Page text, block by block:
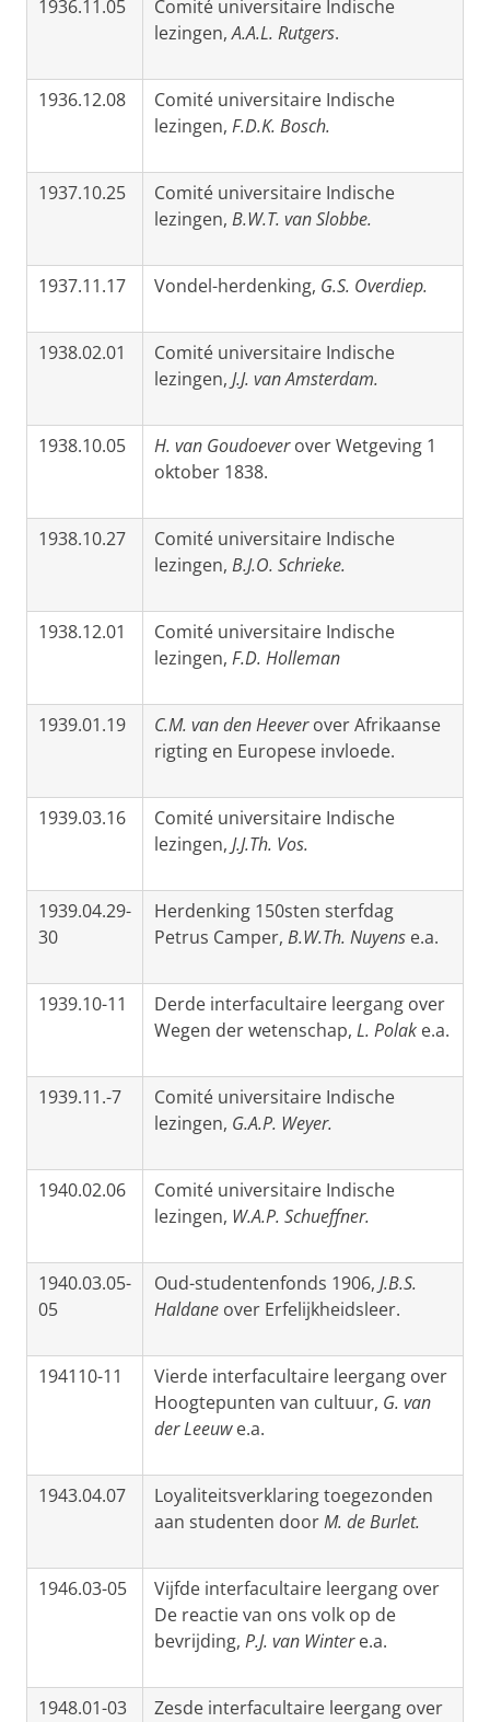
1936.11.05
Comité universitaire Indische
lezingen,A.A.L. Rutgers.
1936.12.08
Comité universitaire Indische
lezingen, F.D.K. Bosch.
1937.10.25
Comité universitaire Indische
lezingen, B.W.T. van Slobbe.
1937.11.17 Vondel-herdenking, G.S. Overdiep.
1938.02.01
Comité universitaire Indische
lezingen, J.J. van Amsterdam.
1938.10.05 H. van Goudoever over Wetgeving 1
oktober 1838.
1938.10.27
Comité universitaire Indische
lezingen, B.J.O. Schrieke.
1938.12.01
Comité universitaire Indische
lezingen, F.D. Holleman
1939.01.19 C.M. van den Heever over Afrikaanse
rigting en Europese invloede.
1939.03.16
Comité universitaire Indische
lezingen, J.J.Th. Vos.
1939.04.29-
30
Herdenking 150sten sterfdag
Petrus Camper, B.W.Th. Nuyens e.a.
1939.10-11
Derde interfacultaire leergang over
Wegen der wetenschap, L. Polak e.a.
1939.11.-7
Comité universitaire Indische
lezingen, G.A.P. Weyer.
1940.02.06
Comité universitaire Indische
lezingen, W.A.P. Schueffner.
1940.03.05-
05
Oud-studentenfonds 1906, J.B.S.
Haldane over Erfelijkheidsleer.
194110-11
Vierde interfacultaire leergang over
Hoogtepunten van cultuur, G. van
der Leeuwe.a.
1943.04.07
Loyaliteitsverklaring toegezonden
aan studenten doorM. de Burlet.
1946.03-05
Vijfde interfacultaire leergang over
De reactie van ons volk op de
bevrijding, P.J. van Wintere.a.
1948.01-03
Zesde interfacultaire leergang over